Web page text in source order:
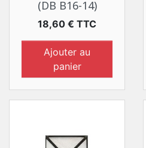
(DB B16-14)
Prix
18,60 € TTC
Ajouter au
panier